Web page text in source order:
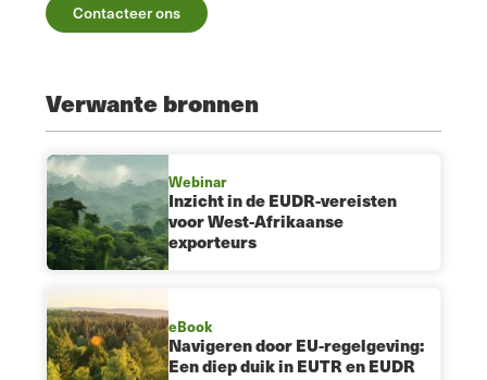
Contacteer ons
Verwante bronnen
Webinar
Inzicht in de EUDR-vereisten
voor West-Afrikaanse
exporteurs
eBook
Navigeren door EU-regelgeving:
Een diep duik in EUTR en EUDR